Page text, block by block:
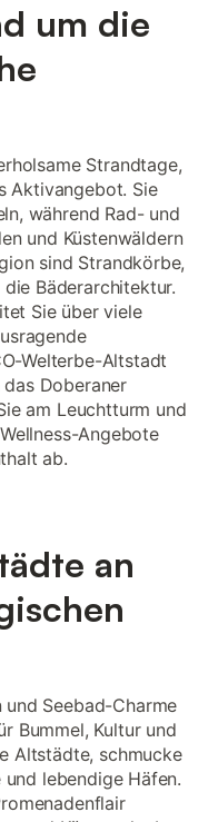
um die
Strandtage,
Aktivangebot. Sie
während Rad- und
und Küstenwäldern
sind Strandkörbe,
Bäderarchitektur.
Sie über viele
Welterbe-Altstadt
Doberaner
am Leuchtturm und
Angebote
ab.
an
Seebad-Charme
Bummel, Kultur und
Altstädte, schmucke
lebendige Häfen.